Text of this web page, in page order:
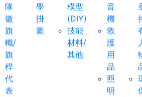
隊
徽
旗
幟/
旗
桿
代
表
學
掛
圖
模型
(DIY)
技能
材料/
其他
音
機
救
護
用
品
照
明